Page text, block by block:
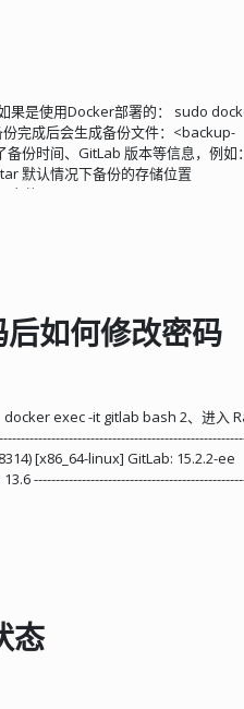
天线。 基本非屏蔽耳机电缆包含三
频线上，而公用音频线则用作音频的
一根导线阻止射频信号接地，同时仍
Solutions Si47xx AM/FM 接
到接收器前端，同时阻断天线输入
低阻抗的音频路径和一个高阻抗的射
行保护和放电，并确保信号只传到其
的 Texas Instruments LM4910 耳机
三线、左/右音频耳机插孔接收来自
分离 FM 信号则通过一个 100 皮法拉
因为长度在一米到一点五米之间的耳机
频段产生效果和作用。对于 AM 波段，
结语 工程师们一直在寻求利用像电
件和以及用于保护的二极管即可实
天线、原理图、布局和设计指...
果是使用Docker部署的： sudo
完成后会生成备份文件：<backup-
份时间、GitLab 版本等信息，例如：
默认情况下备份的存储位置
文件： /etc/gitlab/gitlab.rb
trusted-certs 自动删除旧备份 如
生存期，编辑 /etc/gitlab/gitlab.rb：
复： /etc/gitlab/gitlab.rb
trusted-certs 重新配置，执行：
至： /var/opt/gitlab/backups/（如果
gitlab-ctl stop puma sudo gitlab-
gitlab-backup restore
成后重新启动并检查 GitLab： sudo
验证数据库的值是否可以被
更换了服务器： sudo gitlab-rake
sudo gitlab-rake
如何修改密码
exec -it gitlab bash 2、进入
[x86_64-linux] GitLab: 15.2.2-ee
(Rails 6.1.4.7) irb(main):001:0> 3、
'root') pp
= 'new password' user.save
态